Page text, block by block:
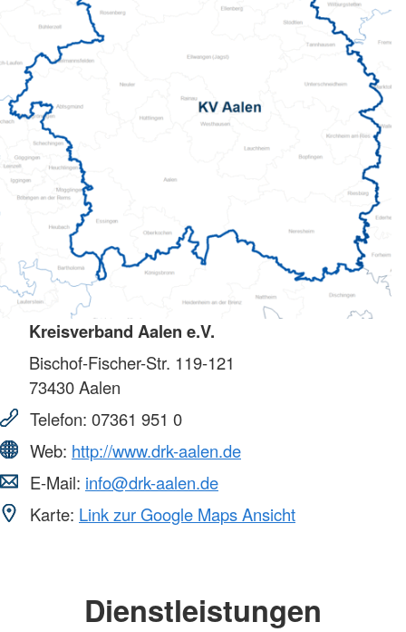
Kreisverband Aalen e.V.
Bischof-Fischer-Str. 119-121
73430Aalen
Telefon: 07361 951 0
Web: http://www.drk-aalen.de
E-Mail: info@drk-aalen.de
Karte: Link zur Google Maps Ansicht
Dienstleistungen